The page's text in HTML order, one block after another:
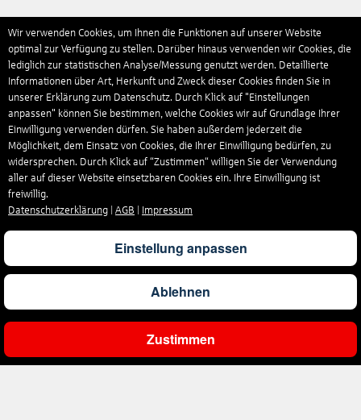
Ergebnisse filtern
Wir verwenden Cookies, um Ihnen die Funktionen auf unserer Website
optimal zur Verfügung zu stellen. Darüber hinaus verwenden wir Cookies, die
lediglich zur statistischen Analyse/Messung genutzt werden. Detaillierte
Informationen über Art, Herkunft und Zweck dieser Cookies finden Sie in
unserer Erklärung zum Datenschutz. Durch Klick auf "Einstellungen
anpassen" können Sie bestimmen, welche Cookies wir auf Grundlage Ihrer
Einwilligung verwenden dürfen. Sie haben außerdem jederzeit die
Möglichkeit, dem Einsatz von Cookies, die Ihrer Einwilligung bedürfen, zu
widersprechen. Durch Klick auf “Zustimmen“ willigen Sie der Verwendung
aller auf dieser Website einsetzbaren Cookies ein. Ihre Einwilligung ist
freiwillig.
Datenschutzerklärung
AGB Impressum
Einstellung anpassen
Ablehnen
Zustimmen